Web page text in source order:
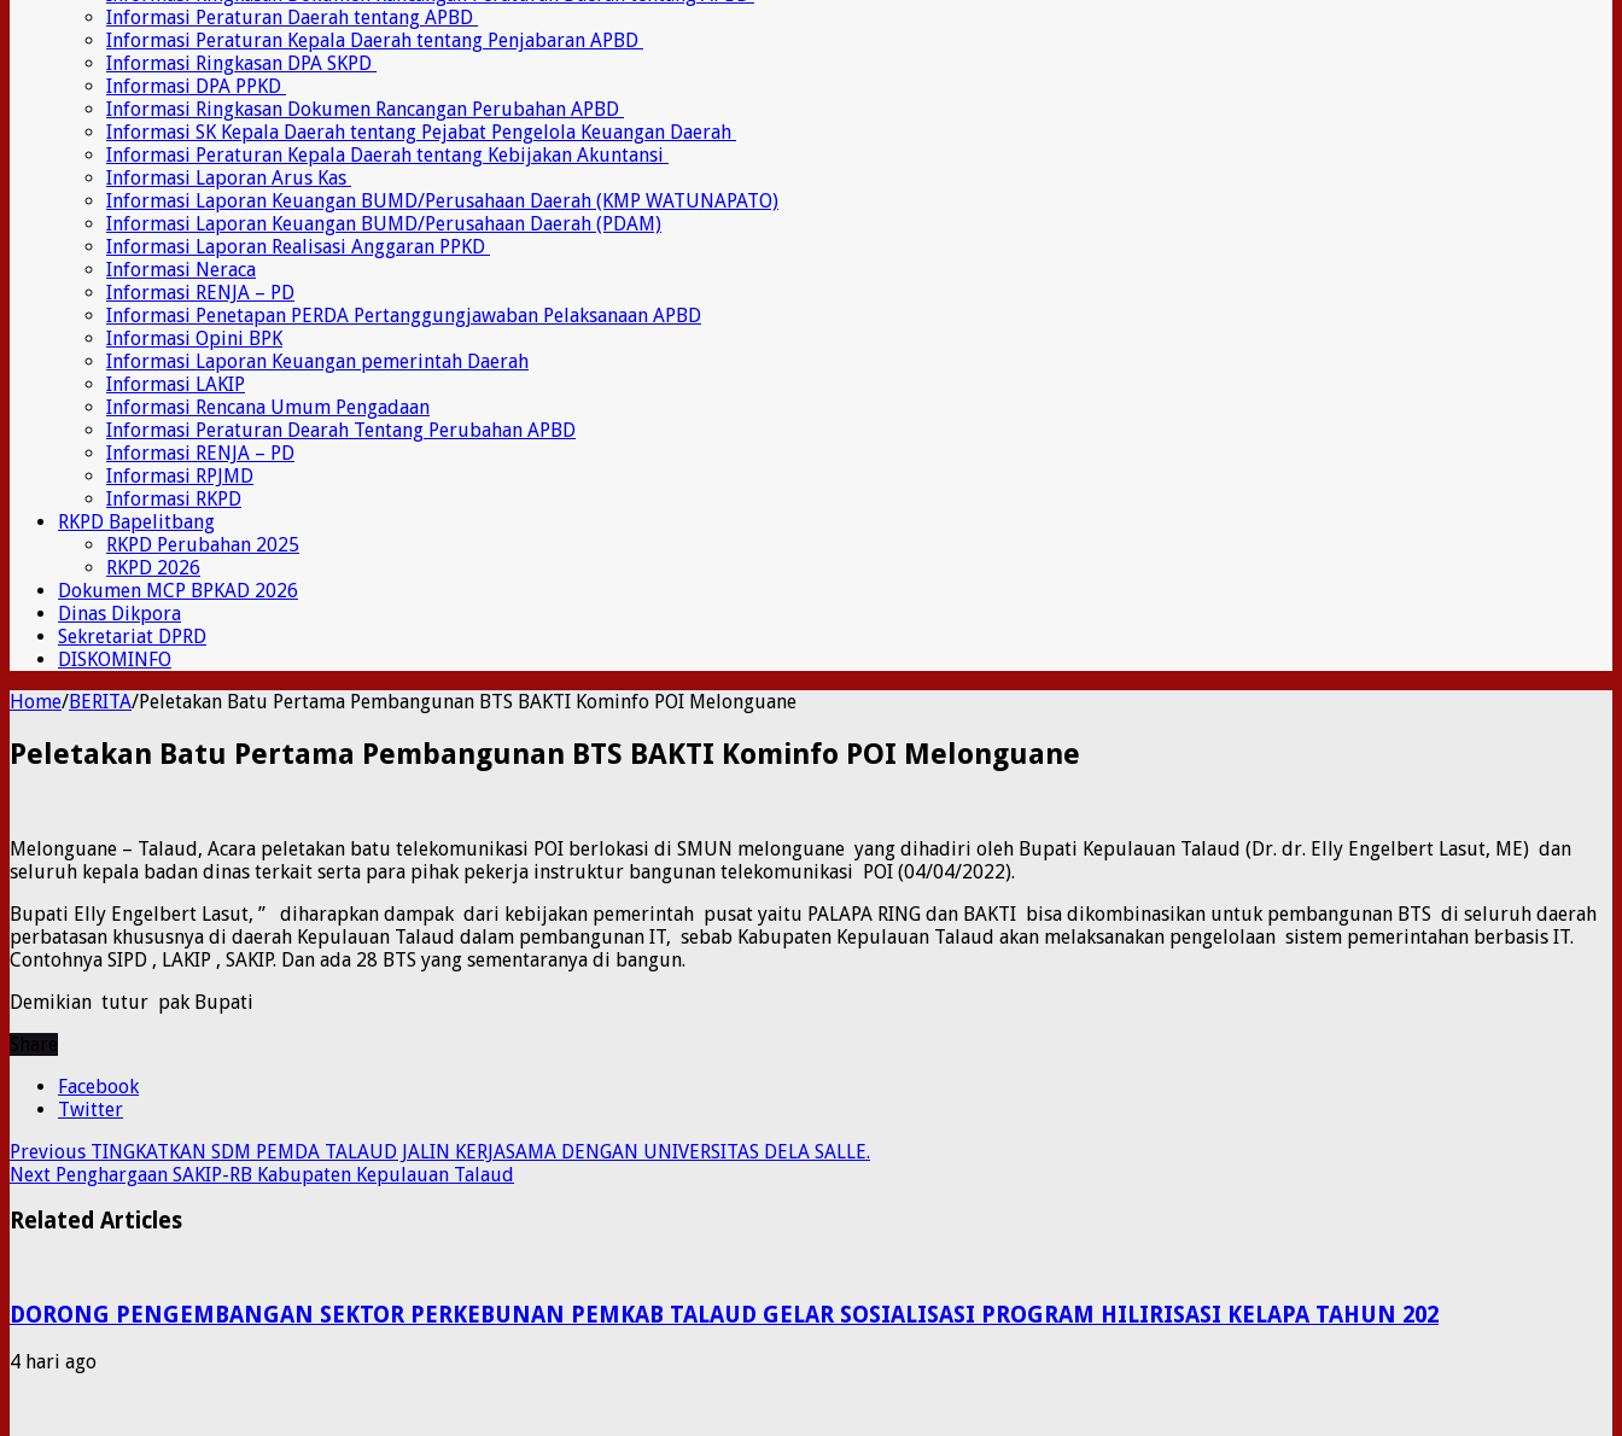
Informasi Peraturan Daerah tentang APBD
Informasi Peraturan Kepala Daerah tentang Penjabaran APBD
Informasi Ringkasan DPA SKPD
Informasi DPA PPKD
Informasi Ringkasan Dokumen Rancangan Perubahan APBD
Informasi SK Kepala Daerah tentang Pejabat Pengelola Keuangan Daerah
Informasi Peraturan Kepala Daerah tentang Kebijakan Akuntansi
Informasi Laporan Arus Kas
Informasi Laporan Keuangan BUMD/Perusahaan Daerah (KMP WATUNAPATO)
Informasi Laporan Keuangan BUMD/Perusahaan Daerah (PDAM)
Informasi Laporan Realisasi Anggaran PPKD
Informasi Neraca
Informasi RENJA – PD
Informasi Penetapan PERDA Pertanggungjawaban Pelaksanaan APBD
Informasi Opini BPK
Informasi Laporan Keuangan pemerintah Daerah
Informasi LAKIP
Informasi Rencana Umum Pengadaan
Informasi Peraturan Dearah Tentang Perubahan APBD
Informasi RENJA – PD
Informasi RPJMD
Informasi RKPD
RKPD Bapelitbang
RKPD Perubahan 2025
RKPD 2026
Dokumen MCP BPKAD 2026
Dinas Dikpora
Sekretariat DPRD
DISKOMINFO
Home/BERITA/Peletakan Batu Pertama Pembangunan BTS BAKTI Kominfo POI Melonguane
Peletakan Batu Pertama Pembangunan BTS BAKTI Kominfo POI Melonguane
Melonguane – Talaud, Acara peletakan batu telekomunikasi POI berlokasi di SMUN melonguane yang dihadiri oleh Bupati Kepulauan Talaud (Dr. dr. Elly Engelbert Lasut, ME) dan
seluruh kepala badan dinas terkait serta para pihak pekerja instruktur bangunan telekomunikasi POI (04/04/2022).
Bupati Elly Engelbert Lasut, ” diharapkan dampak dari kebijakan pemerintah pusat yaitu PALAPA RING dan BAKTI bisa dikombinasikan untuk pembangunan BTS di seluruh daerah
perbatasan khususnya di daerah Kepulauan Talaud dalam pembangunan IT, sebab Kabupaten Kepulauan Talaud akan melaksanakan pengelolaan sistem pemerintahan berbasis IT.
Contohnya SIPD , LAKIP , SAKIP. Dan ada 28 BTS yang sementaranya di bangun.
Demikian tutur pak Bupati
Facebook
Twitter
Previous TINGKATKAN SDM PEMDA TALAUD JALIN KERJASAMA DENGAN UNIVERSITAS DELA SALLE.
Next Penghargaan SAKIP-RB Kabupaten Kepulauan Talaud
Related Articles
DORONG PENGEMBANGAN SEKTOR PERKEBUNAN PEMKAB TALAUD GELAR SOSIALISASI PROGRAM HILIRISASI KELAPA TAHUN 202
4 hari ago